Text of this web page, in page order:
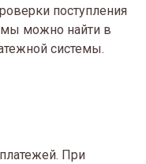
поступления
можно найти в
системы.
При